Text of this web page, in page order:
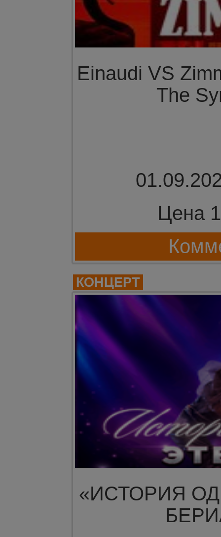
Einaudi VS
The
Цена
КОНЦЕРТ
«ИСТОРИЯ